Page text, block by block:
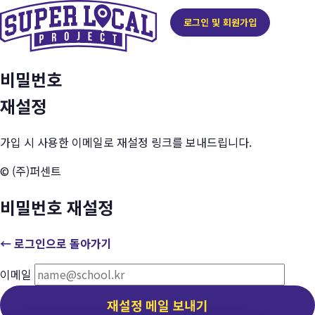
비밀번호
재설정
가입 시 사용한 이메일로 재설정 링크를 보내드립니다.
© (주)퍼센트
비밀번호 재설정
← 로그인으로 돌아가기
이메일
재설정 메일 보내기
로그인 및 회원가입